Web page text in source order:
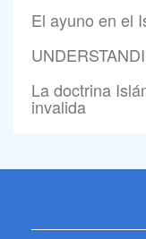
El ayuno en el
La doctrina
invalida